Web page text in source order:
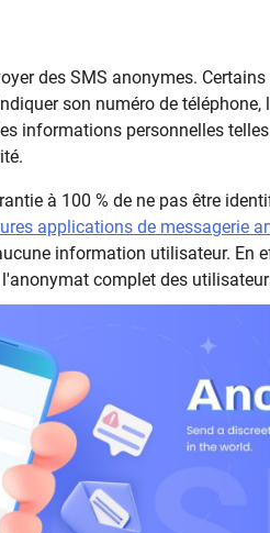
des SMS anonymes.
son numéro de
informations personnelles
à 100 % de ne pas être
applications de messagerie
information utilisateur. En
complet des